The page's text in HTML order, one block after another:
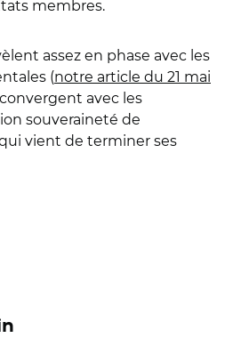
membres.
assez en phase avec les
(notre article du 21 mai
avec les
souveraineté de
vient de terminer ses